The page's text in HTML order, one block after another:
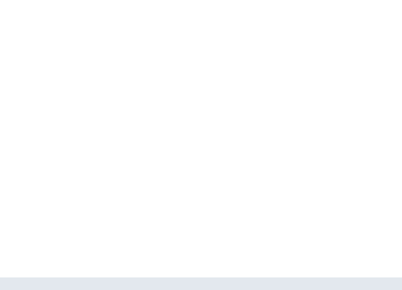
Использованиеэлементов крепежа системы